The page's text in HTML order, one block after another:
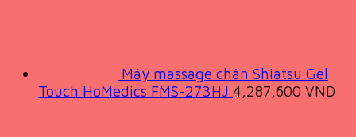
Máy massage chân Shiatsu Gel
Touch HoMedics FMS-273HJ 4,287,600 VND